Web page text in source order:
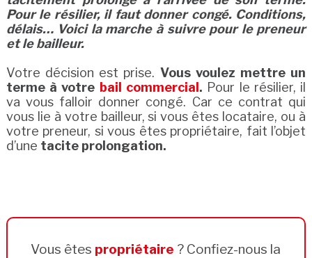
Pour le résilier, il faut donner congé. Conditions,
délais… Voici la marche à suivre pour le preneur
et le bailleur.
Votre décision est prise. Vous voulez mettre un
terme à votre bail commercial . Pour le résilier, il
va vous falloir donner congé. Car ce contrat qui
vous lie à votre bailleur, si vous êtes locataire, ou à
votre preneur, si vous êtes propriétaire, fait l’objet
d’une tacite prolongation.
Vous êtes propriétaire ? Confiez-nous la